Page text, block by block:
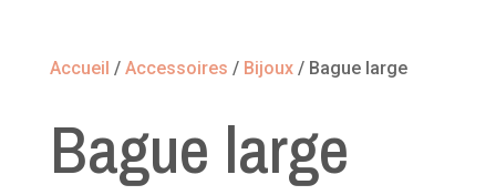
Accueil / Accessoires / Bijoux/ Bague large
Bague large